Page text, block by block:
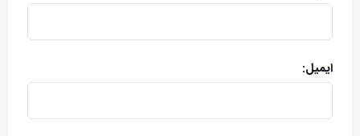
ایمیل: